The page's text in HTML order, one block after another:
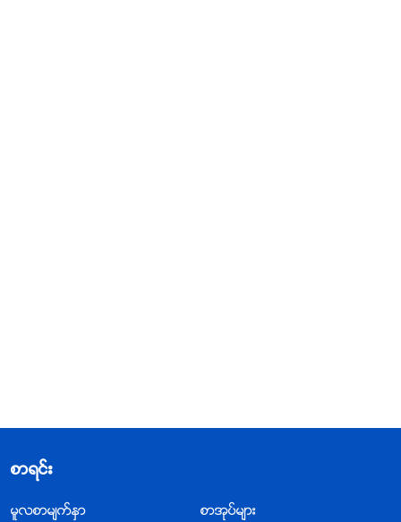
စာရင္း
မူလစာမ်က္ႏွာ စာအုပ္မ်ား